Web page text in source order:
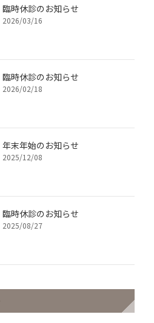
臨時休診のお知らせ
2026/03/16
臨時休診のお知らせ
2026/02/18
年末年始のお知らせ
2025/12/08
臨時休診のお知らせ
2025/08/27